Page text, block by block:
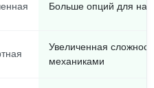
Больше опций для
Увеличенная
механиками